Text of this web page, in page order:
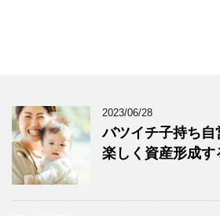
2023/06/28
バツイチ子持ち
楽しく資産形成す